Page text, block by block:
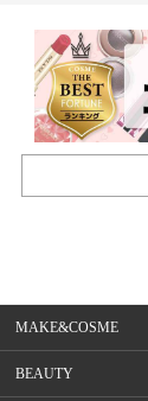
MAKE&COSME
BEAUTY